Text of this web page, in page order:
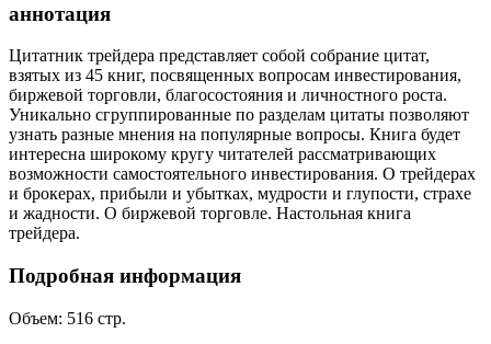
аннотация
Цитатник трейдера представляет собой собрание цитат,
взятых из 45 книг, посвященных вопросам инвестирования,
биржевой торговли, благосостояния и личностного роста.
Уникально сгруппированные по разделам цитаты позволяют
узнать разные мнения на популярные вопросы. Книга будет
интересна широкому кругу читателей рассматривающих
возможности самостоятельного инвестирования. О трейдерах
и брокерах, прибыли и убытках, мудрости и глупости, страхе
и жадности. О биржевой торговле. Настольная книга
трейдера.
Подробная информация
Объем: 516 стр.